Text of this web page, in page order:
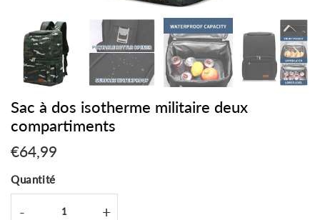
Sac à dos isotherme militaire deux
compartiments
€64,99
price
Quantité
- +